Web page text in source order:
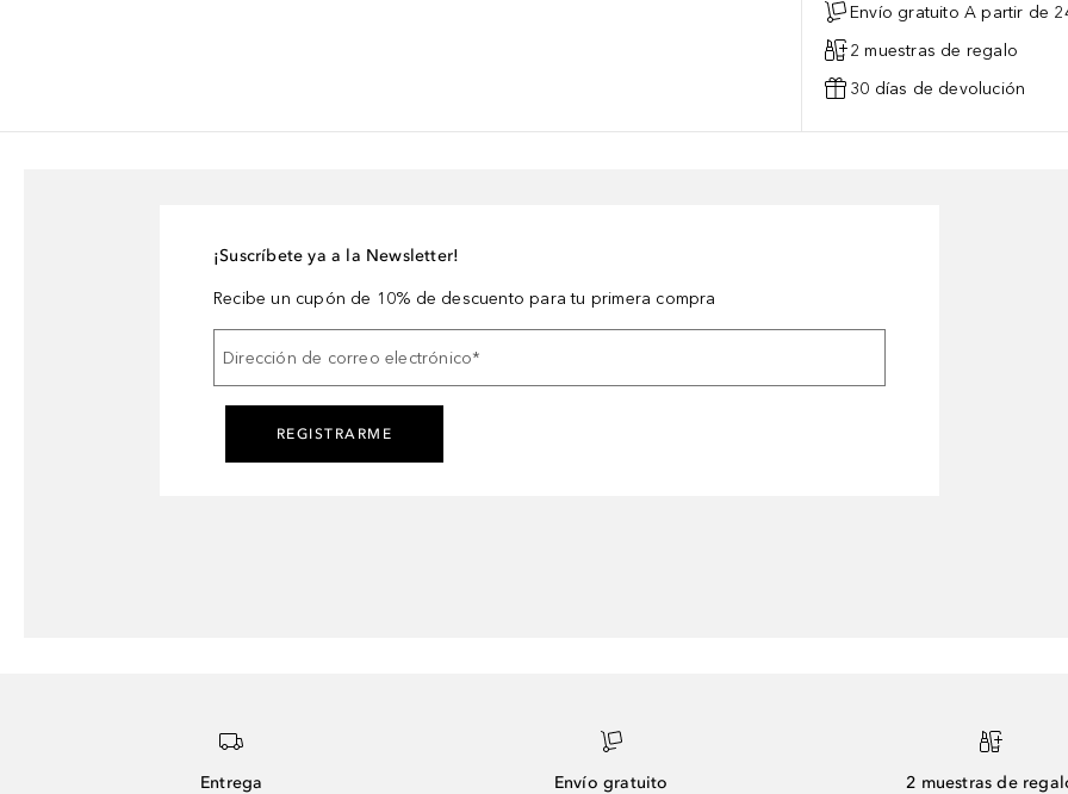
Envío gratuito A partir de
2 muestras de regalo
30 días de devolución
¡Suscríbete ya a la Newsletter!
Recibe un cupón de 10% de descuento para tu primera compra
Dirección de correo electrónico*
REGISTRARME
Entrega
Envío gratuito
2 muestras de